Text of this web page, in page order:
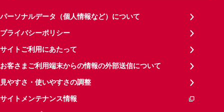
パーソナルデータ（個人情報など）について
プライバシーポリシー
サイトご利用にあたって
お客さまご利用端末からの情報の外部送信について
見やすさ・使いやすさの調整
サイトメンテナンス情報